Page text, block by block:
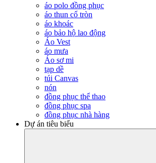
áo polo đồng phục
áo thun cổ tròn
áo khoác
áo bảo hộ lao động
Áo Vest
áo mưa
Áo sơ mi
tạp dề
túi Canvas
nón
đồng phục thể thao
đồng phục spa
đồng phục nhà hàng
Dự án tiêu biểu